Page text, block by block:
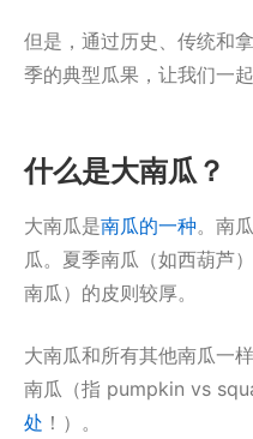
但是，通过历史、传统和
季的典型瓜果，让我们一
什么是大南瓜？
大南瓜是南瓜的一种。南
瓜。夏季南瓜（如西葫芦
南瓜）的皮则较厚。
大南瓜和所有其他南瓜一
南瓜（指 pumpkin vs
处 ！）。